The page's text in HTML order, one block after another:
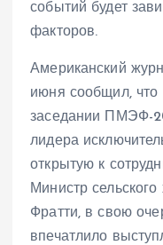
событий будет
факторов.
Американский
июня сообщил, что
заседании ПМЭФ-
лидера
открытую к
Министр
Фратти, в свою
впечатлило